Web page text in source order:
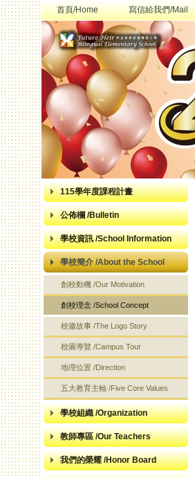
首頁/Home 寫信給我們/Mail
115學年度課程計畫
公佈欄 /Bulletin
學校資訊 /School Information
學校簡介 /About the School
創校動機 /Our Motivation
創校理念 /School Concept
校徽故事 /The Logo Story
校園導覽 /Campus Tour
地理位置 /Direction
五大教育主軸 /Five Core Values
學校組織 /Organization
教師專區 /Our Teachers
我們的榮耀 /Honor Board